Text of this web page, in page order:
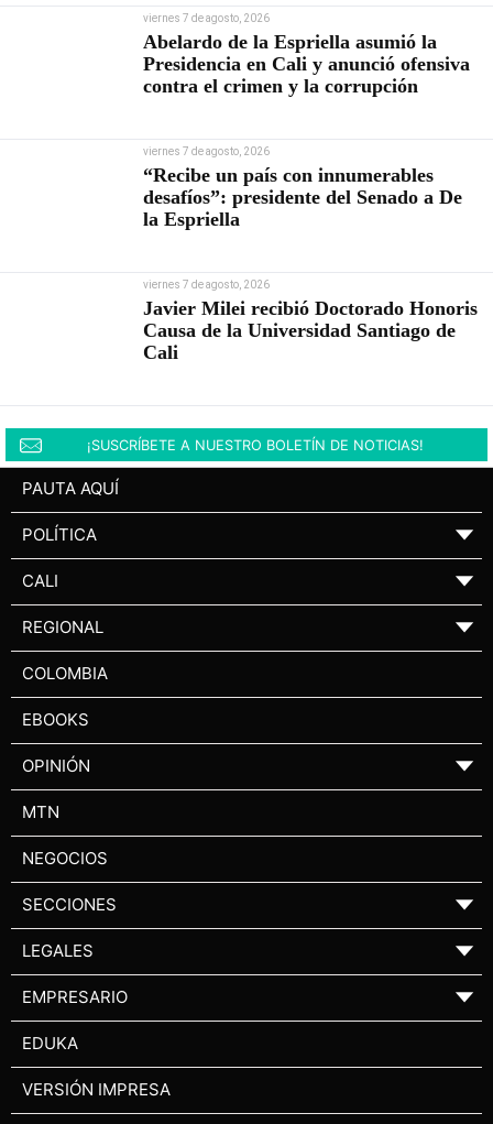
viernes 7 de agosto, 2026
Abelardo de la Espriella asumió la
Presidencia en Cali y anunció ofensiva
contra el crimen y la corrupción
viernes 7 de agosto, 2026
“Recibe un país con innumerables
desafíos”: presidente del Senado a De
la Espriella
viernes 7 de agosto, 2026
Javier Milei recibió Doctorado Honoris
Causa de la Universidad Santiago de
Cali
¡SUSCRÍBETE A NUESTRO BOLETÍN DE NOTICIAS!
PAUTA AQUÍ
POLÍTICA ▼
CALI ▼
REGIONAL ▼
COLOMBIA
EBOOKS
OPINIÓN ▼
MTN
NEGOCIOS
SECCIONES ▼
LEGALES ▼
EMPRESARIO ▼
EDUKA
VERSIÓN IMPRESA